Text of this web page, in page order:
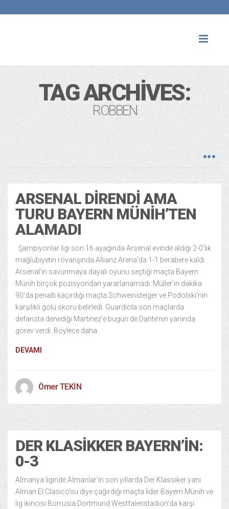
TAG ARCHIVES:
ROBBEN
ARSENAL DIRENDI AMA
TURU BAYERN MÜNIH’TEN
ALAMADI
Şampiyonlar ligi son 16 ayağında Arsenal evinde aldığı 2-0’lık
mağlubiyetin rövanşında Allianz Arena’da 1-1 berabere kaldı.
Arsenal’in savunmaya dayalı oyunu seçtiği maçta Bayern
Münih birçok pozisyondan yararlanamadı. Müller’in dakika
90’da penaltı kaçırdığı maçta Schweinsteiger ve Podolski’nin
karşılıklı golü skoru belirledi. Guardiola son maçlarda
defansta denediği Martinez’e bugün de Dante’nin yanında
görev verdi. Böylece daha
DEVAMI
Ömer TEKİN
DER KLASIKKER BAYERN’IN:
0-3
Almanya liginde Almanlar’ın son yıllarda Der Klassiker yani
Alman El Clasico’su diye çağırdığı maçta lider Bayern Münih ve
lig ikincisi Borrusia Dortmund Westfalenstadion’da karşı